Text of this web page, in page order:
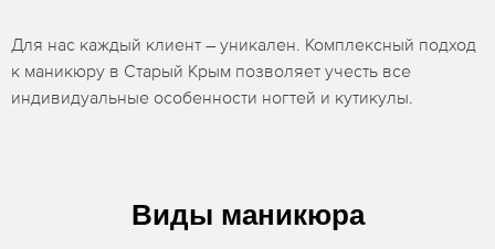
Для нас каждый клиент – уникален. Комплексный подход
к маникюру в Старый Крым позволяет учесть все
индивидуальные особенности ногтей и кутикулы.
Виды маникюра